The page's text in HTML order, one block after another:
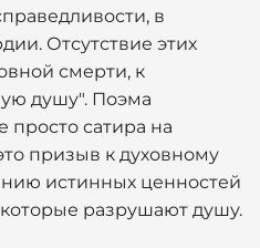
в
Отсутствие этих
смерти, к
душу". Поэма
просто сатира на
призыв к духовному
истинных ценностей
разрушают душу.